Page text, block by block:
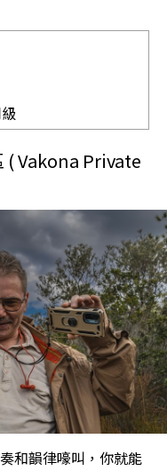
( Vakona Private
和韻律嚎叫，你就能